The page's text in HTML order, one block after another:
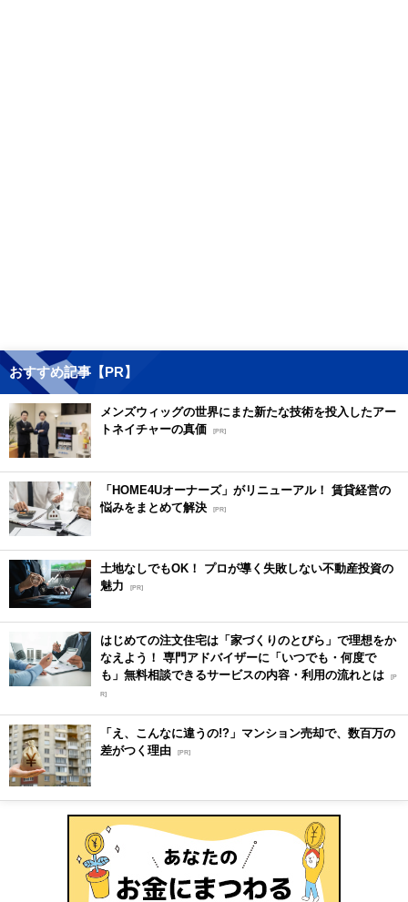
おすすめ記事【PR】
メンズウィッグの世界にまた新たな技術を投入したアー
トネイチャーの真価
[PR]
「HOME4Uオーナーズ」がリニューアル！ 賃貸経営の
悩みをまとめて解決 [PR]
土地なしでもOK！ プロが導く失敗しない不動産投資の
魅力
[PR]
はじめての注文住宅は「家づくりのとびら」で理想をか
なえよう！ 専門アドバイザーに「いつでも・何度で
も」無料相談できるサービスの内容・利用の流れとは [P
R]
「え、こんなに違うの!?」マンション売却で、数百万の
差がつく理由 [PR]